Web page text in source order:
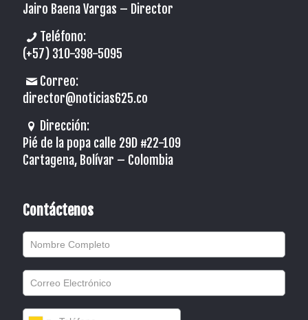
Jairo Baena Vargas – Director
Teléfono:
(+57) 310-398-5095
Correo:
director@noticias625.co
Dirección:
Pié de la popa calle 29D #22-109
Cartagena, Bolívar – Colombia
Contáctenos